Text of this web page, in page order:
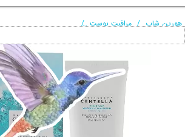
هورین شاپ مراقبت پوست کرم ضدآفتاب مناسب انواع پوست